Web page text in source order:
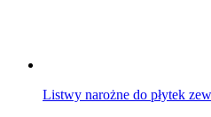
Listwy narożne do płytek